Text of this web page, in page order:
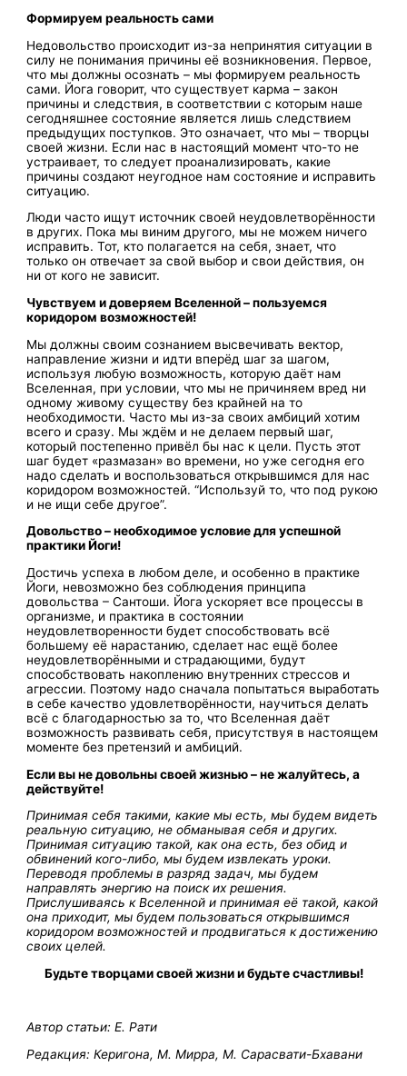
Формируем реальность сами
Недовольство происходит из-за непринятия ситуации в
силу не понимания причины её возникновения. Первое,
что мы должны осознать – мы формируем реальность
сами. Йога говорит, что существует карма – закон
причины и следствия, в соответствии с которым наше
сегодняшнее состояние является лишь следствием
предыдущих поступков. Это означает, что мы – творцы
своей жизни. Если нас в настоящий момент что-то не
устраивает, то следует проанализировать, какие
причины создают неугодное нам состояние и исправить
ситуацию.
Люди часто ищут источник своей неудовлетворённости
в других. Пока мы виним другого, мы не можем ничего
исправить. Тот, кто полагается на себя, знает, что
только он отвечает за свой выбор и свои действия, он
ни от кого не зависит.
Чувствуем и доверяем Вселенной – пользуемся
коридором возможностей!
Мы должны своим сознанием высвечивать вектор,
направление жизни и идти вперёд шаг за шагом,
используя любую возможность, которую даёт нам
Вселенная, при условии, что мы не причиняем вред ни
одному живому существу без крайней на то
необходимости. Часто мы из-за своих амбиций хотим
всего и сразу. Мы ждём и не делаем первый шаг,
который постепенно привёл бы нас к цели. Пусть этот
шаг будет «размазан» во времени, но уже сегодня его
надо сделать и воспользоваться открывшимся для нас
коридором возможностей. “Используй то, что под рукою
и не ищи себе другое”.
Довольство – необходимое условие для успешной
практики Йоги!
Достичь успеха в любом деле, и особенно в практике
Йоги, невозможно без соблюдения принципа
довольства – Сантоши. Йога ускоряет все процессы в
организме, и практика в состоянии
неудовлетворенности будет способствовать всё
большему её нарастанию, сделает нас ещё более
неудовлетворёнными и страдающими, будут
способствовать накоплению внутренних стрессов и
агрессии. Поэтому надо сначала попытаться выработать
в себе качество удовлетворённости, научиться делать
всё с благодарностью за то, что Вселенная даёт
возможность развивать себя, присутствуя в настоящем
моменте без претензий и амбиций.
Если вы не довольны своей жизнью – не жалуйтесь, а
действуйте!
Принимая себя такими, какие мы есть, мы будем видеть
реальную ситуацию, не обманывая себя и других.
Принимая ситуацию такой, как она есть, без обид и
обвинений кого-либо, мы будем извлекать уроки.
Переводя проблемы в разряд задач, мы будем
направлять энергию на поиск их решения.
Прислушиваясь к Вселенной и принимая её такой, какой
она приходит, мы будем пользоваться открывшимся
коридором возможностей и продвигаться к достижению
своих целей.
Будьте творцами своей жизни и будьте счастливы!
Автор статьи: Е. Рати
Редакция: Керигона, М. Мирра, М. Сарасвати-Бхавани